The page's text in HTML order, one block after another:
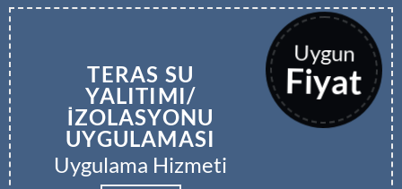
Uygun
Fiyat
TERAS SU
YALITIMI/
İZOLASYONU
UYGULAMASI
Uygulama Hizmeti